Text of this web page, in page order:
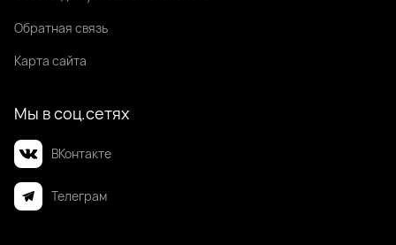
Обратная связь
Карта сайта
Мы в соц.сетях
ВКонтакте
Телеграм